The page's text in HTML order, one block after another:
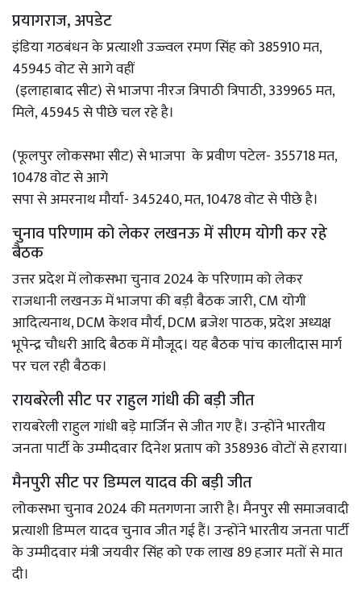
प्रयागराज, अपडेट
इंडिया गठबंधन के प्रत्याशी उज्ज्वल रमण सिंह को 385910 मत,
45945 वोट से आगे वहीं
(इलाहाबाद सीट) से भाजपा नीरज त्रिपाठी त्रिपाठी, 339965 मत,
मिले, 45945 से पीछे चल रहे है।
(फूलपुर लोकसभा सीट) से भाजपा के प्रवीण पटेल- 355718 मत,
10478 वोट से आगे
सपा से अमरनाथ मौर्या- 345240, मत, 10478 वोट से पीछे है।
चुनाव परिणाम को लेकर लखनऊ में सीएम योगी कर रहे
बैठक
उत्तर प्रदेश में लोकसभा चुनाव 2024 के परिणाम को लेकर
राजधानी लखनऊ में भाजपा की बड़ी बैठक जारी, CM योगी
आदित्यनाथ, DCM केशव मौर्य, DCM ब्रजेश पाठक, प्रदेश अध्यक्ष
भूपेन्द्र चौधरी आदि बैठक में मौजूद। यह बैठक पांच कालीदास मार्ग
पर चल रही बैठक।
रायबरेली सीट पर राहुल गांधी की बड़ी जीत
रायबरेली राहुल गांधी बड़े मार्जिन से जीत गए हैं। उन्होंने भारतीय
जनता पार्टी के उम्मीदवार दिनेश प्रताप को 358936 वोटों से हराया।
मैनपुरी सीट पर डिम्पल यादव की बड़ी जीत
लोकसभा चुनाव 2024 की मतगणना जारी है। मैनपुर सी समाजवादी
प्रत्याशी डिम्पल यादव चुनाव जीत गई हैं। उन्होंने भारतीय जनता पार्टी
के उम्मीदवार मंत्री जयवीर सिंह को एक लाख 89 हजार मतों से मात
दी।